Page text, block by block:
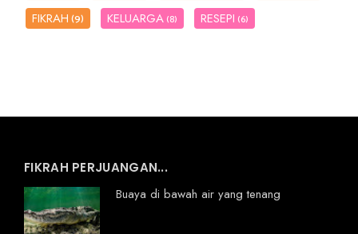
FIKRAH(9) KELUARGA (8) RESEPI (6)
FIKRAH PERJUANGAN...
Buaya di bawah air yang tenang